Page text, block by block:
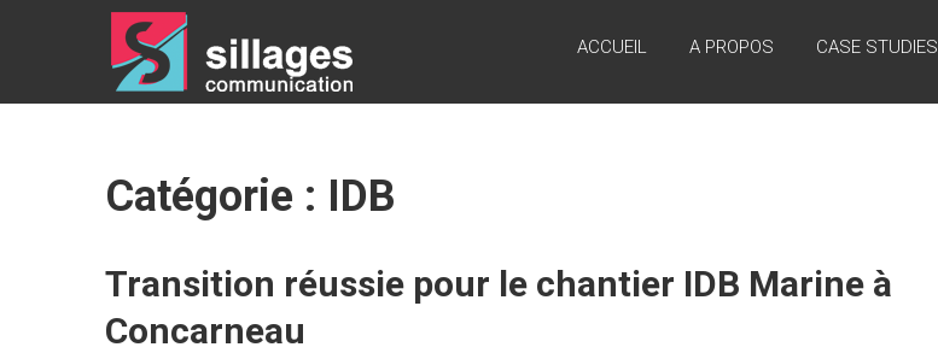
SILLAGES
COMMUNICATION
Presse – Digital
– Stratégie –
ACCUEIL A PROPOS CASE STUDIES
Catégorie : IDB
Transition réussie pour le chantier IDB Marine à
Concarneau